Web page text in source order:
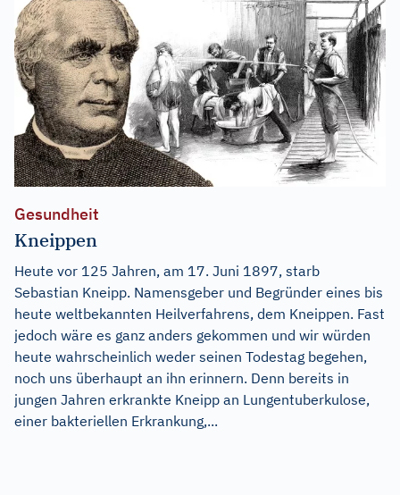
Gesundheit
Kneippen
Heute vor 125 Jahren, am 17. Juni 1897, starb
Sebastian Kneipp. Namensgeber und Begründer eines bis
heute weltbekannten Heilverfahrens, dem Kneippen. Fast
jedoch wäre es ganz anders gekommen und wir würden
heute wahrscheinlich weder seinen Todestag begehen,
noch uns überhaupt an ihn erinnern. Denn bereits in
jungen Jahren erkrankte Kneipp an Lungentuberkulose,
einer bakteriellen Erkrankung,...